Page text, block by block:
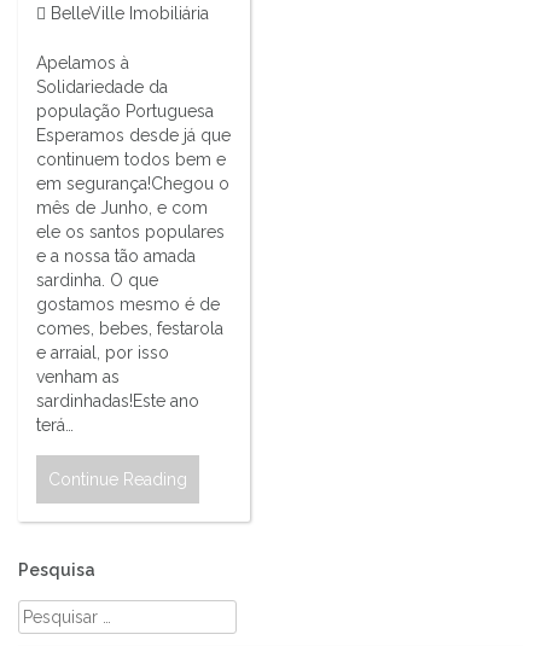
BelleVille Imobiliária
Apelamos à
Solidariedade da
população Portuguesa
Esperamos desde já que
continuem todos bem e
em segurança!Chegou o
mês de Junho, e com
ele os santos populares
e a nossa tão amada
sardinha. O que
gostamos mesmo é de
comes, bebes, festarola
e arraial, por isso
venham as
sardinhadas!Este ano
terá…
Continue Reading
Pesquisa
Pesquisar
por: